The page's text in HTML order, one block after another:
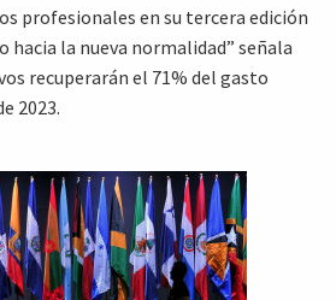
profesionales en su tercera edición
hacia la nueva normalidad” señala
recuperarán el 71% del gasto
2023.